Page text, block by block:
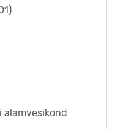
alamvesikond